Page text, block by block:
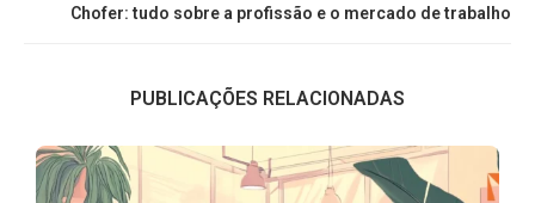
Chofer: tudo sobre a profissão e o mercado de trabalho
PUBLICAÇÕES RELACIONADAS